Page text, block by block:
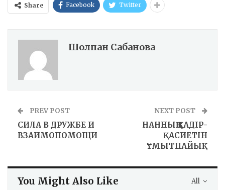
Share Facebook Twitter
Шолпан Сабанова
PREV POST
СИЛА В ДРУЖБЕ И
ВЗАИМОПОМОЩИ
NEXT POST
НАННЫҢ ҚАДІР-
ҚАСИЕТІН
ҰМЫТПАЙЫҚ
All
You Might Also Like